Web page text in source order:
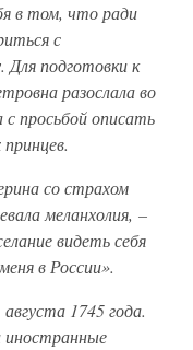
в том, что ради
с
подготовки к
разослала во
с просьбой описать
со страхом
меланхолия, –
видеть себя
в России».
1745 года.
иностранные